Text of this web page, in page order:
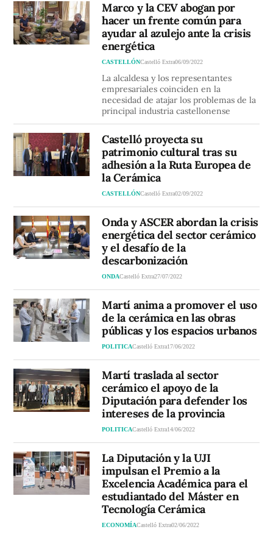
Marco y la CEV abogan por
hacer un frente común para
ayudar al azulejo ante la crisis
energética
CASTELLÓNCastelló Extra06/09/2022
La alcaldesa y los representantes
empresariales coinciden en la
necesidad de atajar los problemas de la
principal industria castellonense
Castelló proyecta su
patrimonio cultural tras su
adhesión a la Ruta Europea de
la Cerámica
CASTELLÓNCastelló Extra02/09/2022
Onda y ASCER abordan la crisis
energética del sector cerámico
y el desafío de la
descarbonización
ONDACastelló Extra27/07/2022
Martí anima a promover el uso
de la cerámica en las obras
públicas y los espacios urbanos
POLITICACastelló Extra17/06/2022
Martí traslada al sector
cerámico el apoyo de la
Diputación para defender los
intereses de la provincia
POLITICACastelló Extra14/06/2022
La Diputación y la UJI
impulsan el Premio a la
Excelencia Académica para el
estudiantado del Máster en
Tecnología Cerámica
ECONOMÍACastelló Extra02/06/2022